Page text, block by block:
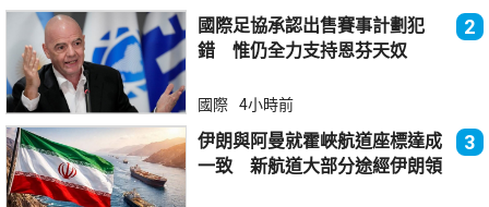
國際足協承認出售賽事計劃犯
錯 惟仍全力支持恩芬天奴
2
國際 4小時前
伊朗與阿曼就霍峽航道座標達成
一致 新航道大部分途經伊朗領
3